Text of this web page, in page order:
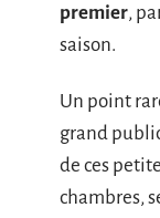
premier,
saison.
Un point
grand
de ces
chambres,